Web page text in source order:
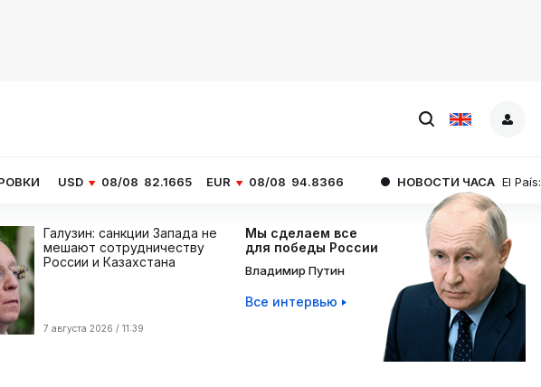
08/08 82.1665 EUR 08/08 94.8366 НОВОСТИ ЧАСА El País: власти
Галузин: санкции Запада не
мешают сотрудничеству
России и Казахстана
7 августа 2026 / 11:39
Мы сделаем все
для победы России
Владимир Путин
Все интервью